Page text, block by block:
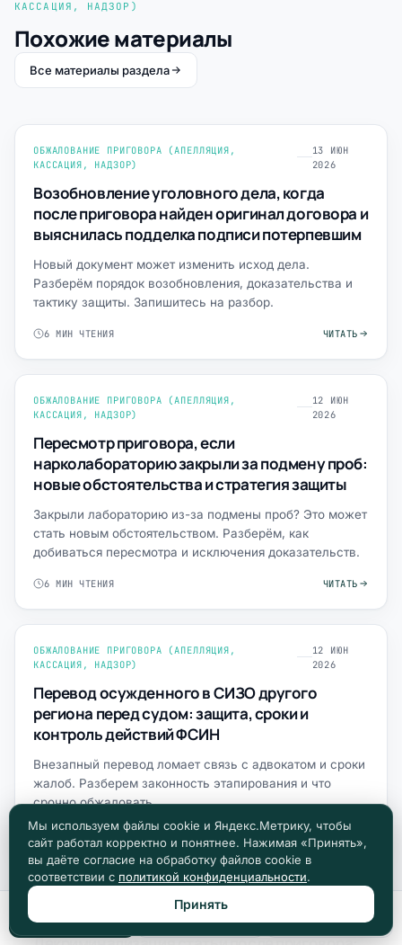
КАССАЦИЯ, НАДЗОР)
Похожие материалы
Все материалы раздела
ОБЖАЛОВАНИЕ ПРИГОВОРА (АПЕЛЛЯЦИЯ,
КАССАЦИЯ, НАДЗОР)
13 ИЮН
2026
Возобновление уголовного дела, когда
после приговора найден оригинал договора и
выяснилась подделка подписи потерпевшим
Новый документ может изменить исход дела.
Разберём порядок возобновления, доказательства и
тактику защиты. Запишитесь на разбор.
6 МИН ЧТЕНИЯ ЧИТАТЬ
ОБЖАЛОВАНИЕ ПРИГОВОРА (АПЕЛЛЯЦИЯ,
КАССАЦИЯ, НАДЗОР)
12 ИЮН
2026
Пересмотр приговора, если
нарколабораторию закрыли за подмену проб:
новые обстоятельства и стратегия защиты
Закрыли лабораторию из-за подмены проб? Это может
стать новым обстоятельством. Разберём, как
добиваться пересмотра и исключения доказательств.
6 МИН ЧТЕНИЯ ЧИТАТЬ
ОБЖАЛОВАНИЕ ПРИГОВОРА (АПЕЛЛЯЦИЯ,
КАССАЦИЯ, НАДЗОР)
12 ИЮН
2026
Перевод осужденного в СИЗО другого
региона перед судом: защита, сроки и
контроль действий ФСИН
Внезапный перевод ломает связь с адвокатом и сроки
жалоб. Разберем законность этапирования и что
срочно обжаловать.
6 МИН ЧТЕНИЯ ЧИТАТЬ
ОБЖАЛОВАНИЕ ПРИГОВОРА (АПЕЛЛЯЦИЯ,
Мы используем файлы cookie и Яндекс.Метрику, чтобы
сайт работал корректно и понятнее. Нажимая «Принять»,
вы даёте согласие на обработку файлов cookie в
соответствии с политикой конфиденциальности.
Принять